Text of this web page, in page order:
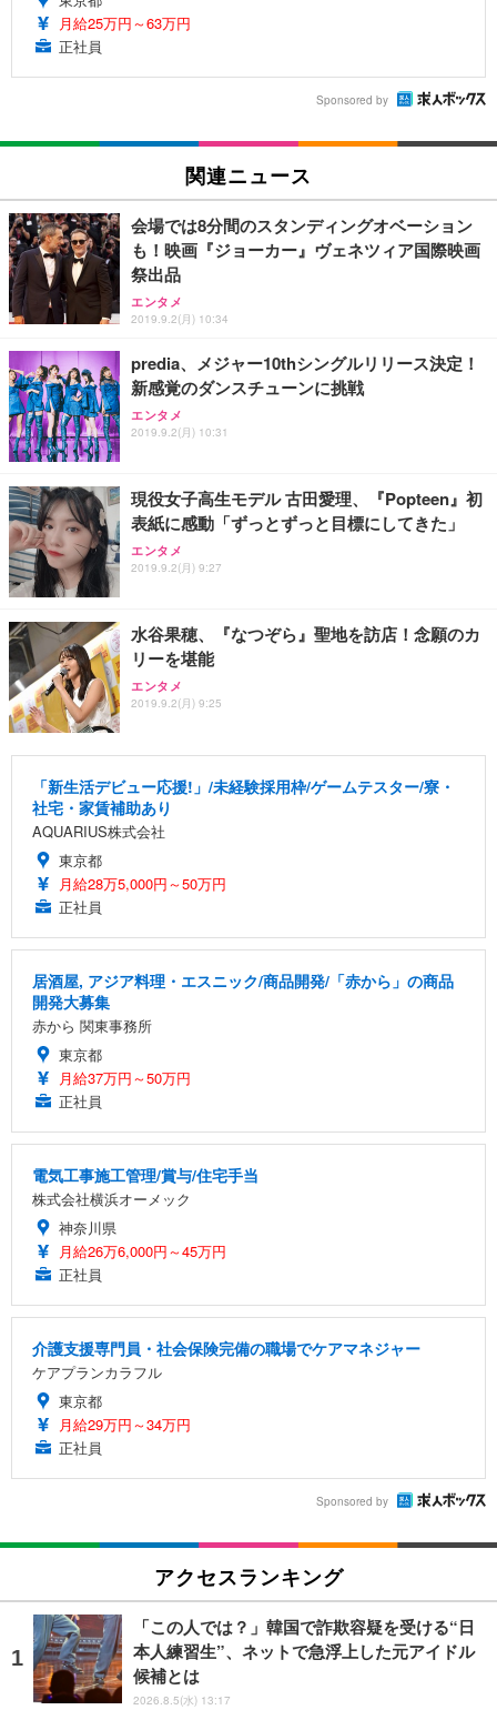
月給25万円～63万円
正社員
Sponsored by
関連ニュース
会場では8分間のスタンディングオベーション
も！映画『ジョーカー』ヴェネツィア国際映画
祭出品
エンタメ
2019.9.2(月) 10:34
predia、メジャー10thシングルリリース決定！
新感覚のダンスチューンに挑戦
エンタメ
2019.9.2(月) 10:31
現役女子高生モデル 古田愛理、『Popteen』初
表紙に感動「ずっとずっと目標にしてきた」
エンタメ
2019.9.2(月) 9:27
水谷果穂、『なつぞら』聖地を訪店！念願のカ
リーを堪能
エンタメ
2019.9.2(月) 9:25
「新生活デビュー応援!」/未経験採用枠/ゲームテスター/寮・
社宅・家賃補助あり
AQUARIUS株式会社
東京都
月給28万5,000円～50万円
正社員
居酒屋, アジア料理・エスニック/商品開発/「赤から」の商品
開発大募集
赤から 関東事務所
東京都
月給37万円～50万円
正社員
電気工事施工管理/賞与/住宅手当
株式会社横浜オーメック
神奈川県
月給26万6,000円～45万円
正社員
介護支援専門員・社会保険完備の職場でケアマネジャー
ケアプランカラフル
東京都
月給29万円～34万円
正社員
Sponsored by
アクセスランキング
「この人では？」韓国で詐欺容疑を受ける“日
本人練習生”、ネットで急浮上した元アイドル
候補とは
2026.8.5(水) 13:17